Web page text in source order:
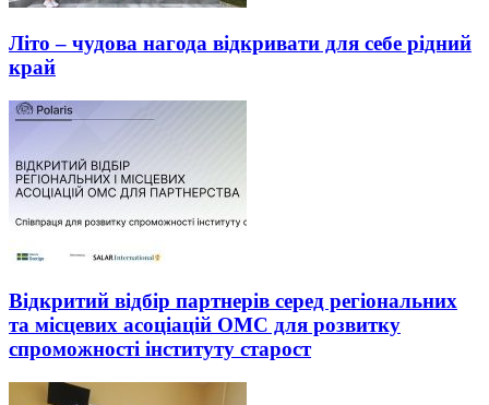
Літо – чудова нагода відкривати для себе рідний
край
Відкритий відбір партнерів серед регіональних
та місцевих асоціацій ОМС для розвитку
спроможності інституту старост